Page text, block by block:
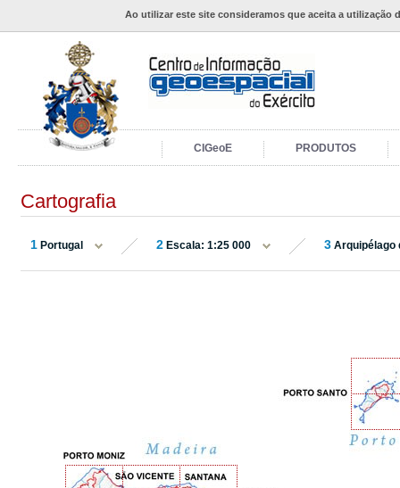
Ao utilizar este site consideramos que aceita a utilização
CIGeoE PRODUTOS
Cartografia
1 Portugal 2 Escala: 1:25 000 3 Arquipélago